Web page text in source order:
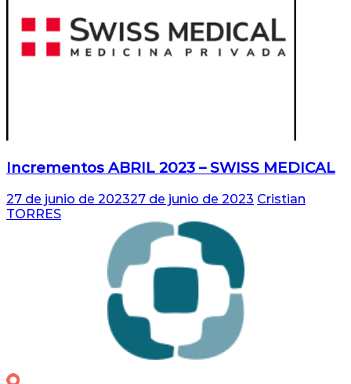
Incrementos ABRIL 2023 – SWISS MEDICAL
27 de junio de 202327 de junio de 2023 Cristian
TORRES